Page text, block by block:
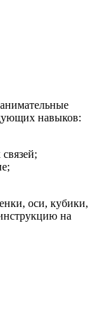
навыков:
оси, кубики,
на